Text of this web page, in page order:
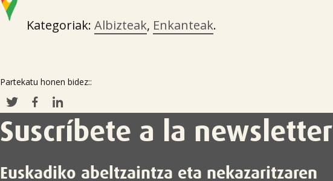
Kategoriak: Albizteak, Enkanteak.
Partekatu honen bidez::
Suscríbete a la newsletter
Euskadiko abeltzaintza eta nekazaritzaren